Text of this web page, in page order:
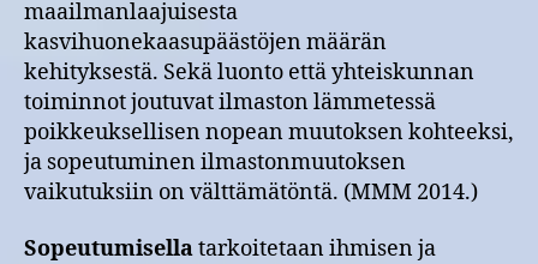
maailmanlaajuisesta
kasvihuonekaasupäästöjen määrän
kehityksestä. Sekä luonto että yhteiskunnan
toiminnot joutuvat ilmaston lämmetessä
poikkeuksellisen nopean muutoksen kohteeksi,
ja sopeutuminen ilmastonmuutoksen
vaikutuksiin on välttämätöntä. (MMM 2014.)
Sopeutumisellatarkoitetaan ihmisen ja